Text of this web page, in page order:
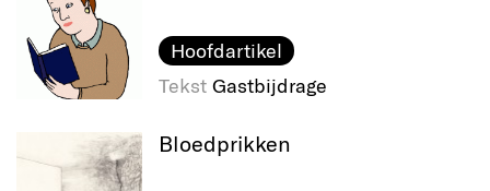
Hoofdartikel
Tekst Gastbijdrage
Bloedprikken